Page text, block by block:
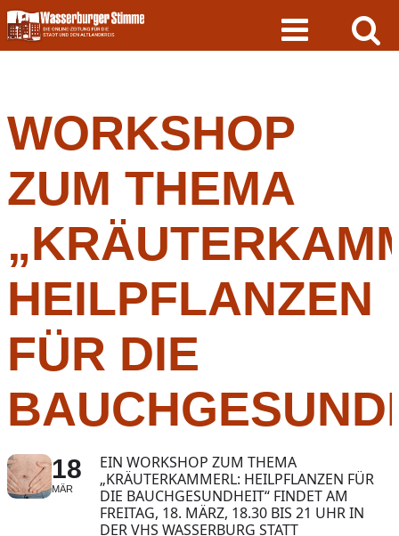
Skip
to
content
WORKSHOP
ZUM THEMA
HEILPFLANZEN
FÜR DIE
18
MÄR
EIN WORKSHOP ZUM THEMA
„KRÄUTERKAMMERL: HEILPFLANZEN FÜR
DIE BAUCHGESUNDHEIT“ FINDET AM
FREITAG, 18. MÄRZ, 18.30 BIS 21 UHR IN
DER VHS WASSERBURG STATT